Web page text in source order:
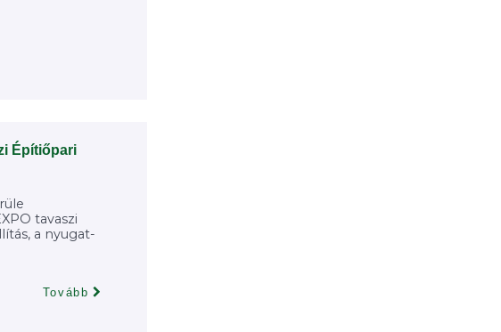
Építiőpari
tavaszi
a nyugat-
Tovább